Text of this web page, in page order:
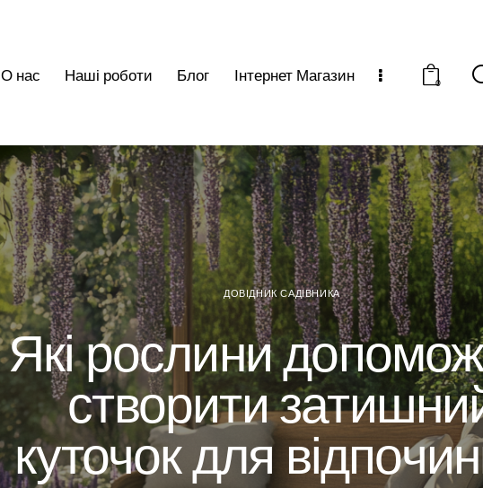
О нас Наші роботи Блог Інтернет Магазин 0
ДОВІДНИК САДІВНИКА
Які рослини
створити
куточок для